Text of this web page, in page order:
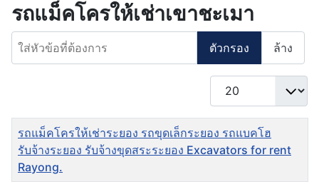
รถแม็คโครให้เช่าเขาชะเมา
ใส่หัวข้อที่ต้องการ
ตัวกรอง ล้าง
แสดง #
ชื่อ
รถแม็คโครให้เช่าระยอง รถขุดเล็กระยอง รถแบคโฮ
รับจ้างระยอง รับจ้างขุดสระระยอง Excavators for rent
Rayong.